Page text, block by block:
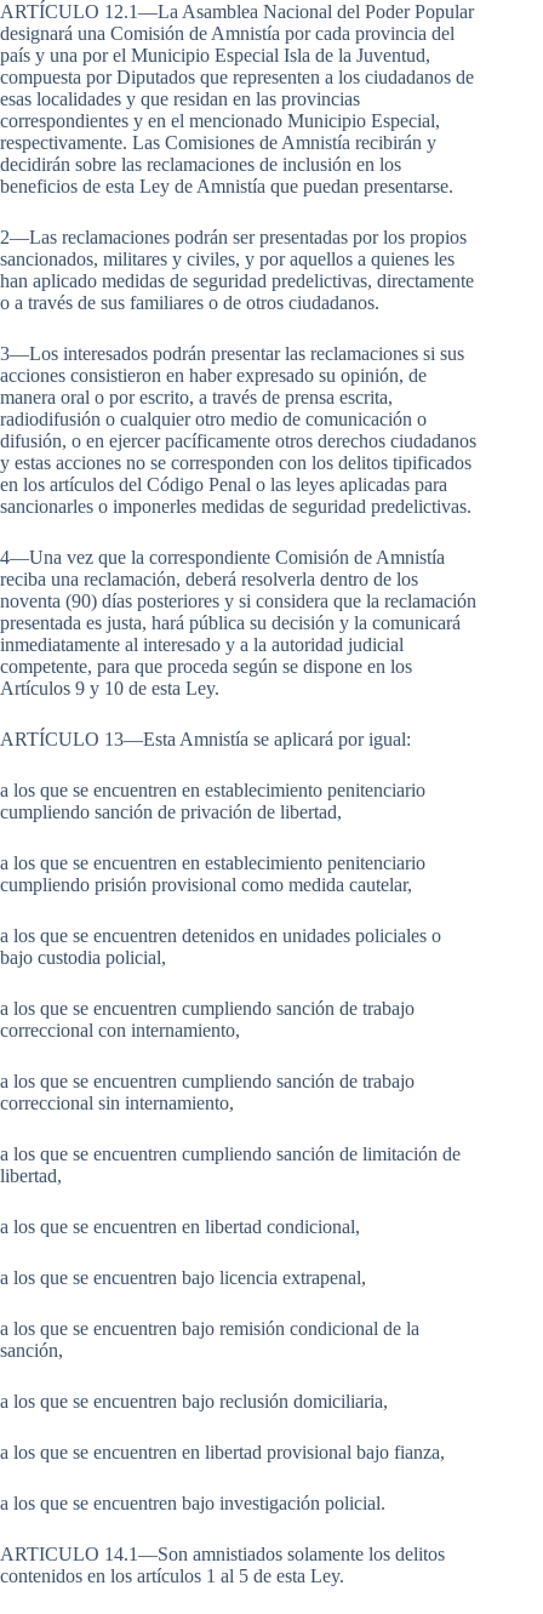
ARTÍCULO 12.1—La Asamblea Nacional del Poder Popular
designará una Comisión de Amnistía por cada provincia del
país y una por el Municipio Especial Isla de la Juventud,
compuesta por Diputados que representen a los ciudadanos de
esas localidades y que residan en las provincias
correspondientes y en el mencionado Municipio Especial,
respectivamente. Las Comisiones de Amnistía recibirán y
decidirán sobre las reclamaciones de inclusión en los
beneficios de esta Ley de Amnistía que puedan presentarse.
2—Las reclamaciones podrán ser presentadas por los propios
sancionados, militares y civiles, y por aquellos a quienes les
han aplicado medidas de seguridad predelictivas, directamente
o a través de sus familiares o de otros ciudadanos.
3—Los interesados podrán presentar las reclamaciones si sus
acciones consistieron en haber expresado su opinión, de
manera oral o por escrito, a través de prensa escrita,
radiodifusión o cualquier otro medio de comunicación o
difusión, o en ejercer pacíficamente otros derechos ciudadanos
y estas acciones no se corresponden con los delitos tipificados
en los artículos del Código Penal o las leyes aplicadas para
sancionarles o imponerles medidas de seguridad predelictivas.
4—Una vez que la correspondiente Comisión de Amnistía
reciba una reclamación, deberá resolverla dentro de los
noventa (90) días posteriores y si considera que la reclamación
presentada es justa, hará pública su decisión y la comunicará
inmediatamente al interesado y a la autoridad judicial
competente, para que proceda según se dispone en los
Artículos 9 y 10 de esta Ley.
ARTÍCULO 13—Esta Amnistía se aplicará por igual:
a los que se encuentren en establecimiento penitenciario
cumpliendo sanción de privación de libertad,
a los que se encuentren en establecimiento penitenciario
cumpliendo prisión provisional como medida cautelar,
a los que se encuentren detenidos en unidades policiales o
bajo custodia policial,
a los que se encuentren cumpliendo sanción de trabajo
correccional con internamiento,
a los que se encuentren cumpliendo sanción de trabajo
correccional sin internamiento,
a los que se encuentren cumpliendo sanción de limitación de
libertad,
a los que se encuentren en libertad condicional,
a los que se encuentren bajo licencia extrapenal,
a los que se encuentren bajo remisión condicional de la
sanción,
a los que se encuentren bajo reclusión domiciliaria,
a los que se encuentren en libertad provisional bajo fianza,
a los que se encuentren bajo investigación policial.
ARTICULO 14.1—Son amnistiados solamente los delitos
contenidos en los artículos 1 al 5 de esta Ley.